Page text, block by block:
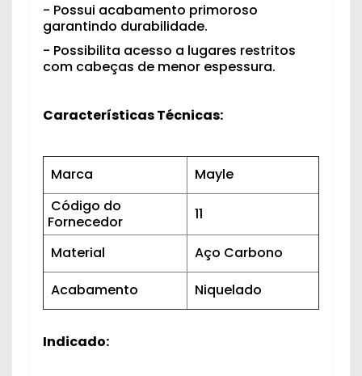
- Possui acabamento primoroso
garantindo durabilidade.
- Possibilita acesso a lugares restritos
com cabeças de menor espessura.
Características Técnicas:
Marca
Mayle
Código do
Fornecedor
11
Material
Aço Carbono
Acabamento
Niquelado
Indicado: